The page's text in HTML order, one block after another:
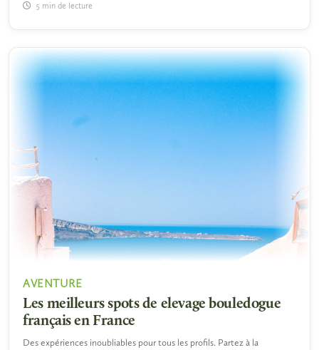
5 min de lecture
AVENTURE
Les meilleurs spots de elevage bouledogue
français en France
Des expériences inoubliables pour tous les profils. Partez à la